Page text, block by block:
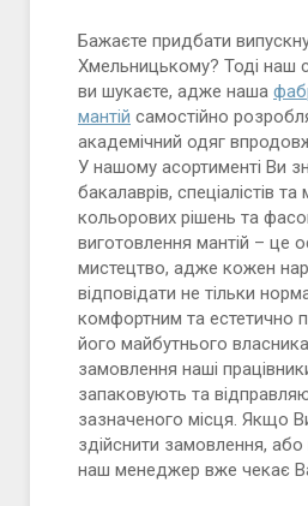
Бажаєте придбати
Хмельницькому? Тоді наш
ви шукаєте, адже наша
мантій самостійно
академічний одяг
У нашому асортименті Ви
бакалаврів, спеціалістів та
кольорових рішень та
виготовлення мантій – це
мистецтво, адже кожен
відповідати не тільки
комфортним та естетично
його майбутнього
замовлення наші
запаковують та
зазначеного місця. Якщо
здійснити замовлення,
наш менеджер вже чекає